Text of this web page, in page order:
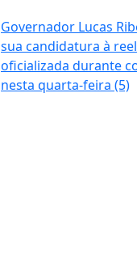
Governador Lucas
sua candidatura à
oficializada durante
nesta quarta-feira (5)